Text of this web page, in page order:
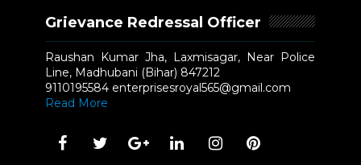
Grievance Redressal Officer
Raushan Kumar Jha, Laxmisagar, Near Police
Line, Madhubani (Bihar) 847212
9110195584 enterprisesroyal565@gmail.com
Read More